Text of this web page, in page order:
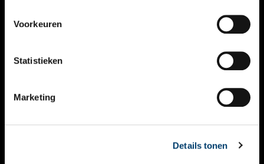
Voorkeuren
Statistieken
Marketing
Details tonen
NIEUWSBRIEF
DISCLAIMER